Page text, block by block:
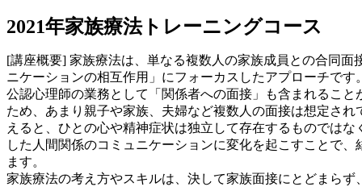
2021年家族療法トレーニングコース
[講座概要] 家族療法は、単なる複数人の家族成員との合同
ニケーションの相互作用」にフォーカスしたアプローチです
公認心理師の業務として「関係者への面接」も含まれるこ
ため、あまり親子や家族、夫婦など複数人の面接は想定さ
えると、ひとの心や精神症状は独立して存在するものでは
した人間関係のコミュニケーションに変化を起こすことで
ます。
家族療法の考え方やスキルは、決して家族面接にとどまら